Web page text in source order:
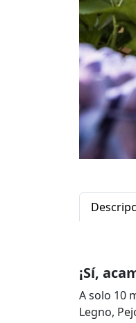
¡Sí,
A solo 10
Legno,